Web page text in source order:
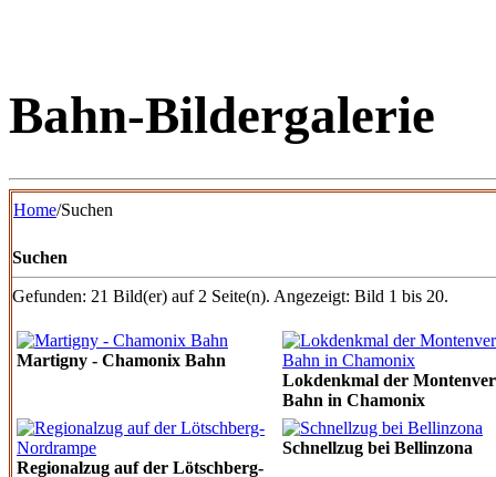
Bahn-Bildergalerie
Home/Suchen
Suchen
Gefunden: 21 Bild(er) auf 2 Seite(n). Angezeigt: Bild 1 bis 20.
Martigny - Chamonix Bahn
Lokdenkmal der
Bahn in Chamonix
Regionalzug auf der Lötschberg-
Schnellzug bei Bellinzona